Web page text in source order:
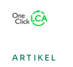
ARTIKEL